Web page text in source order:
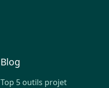
Blog
Top 5 outils projet